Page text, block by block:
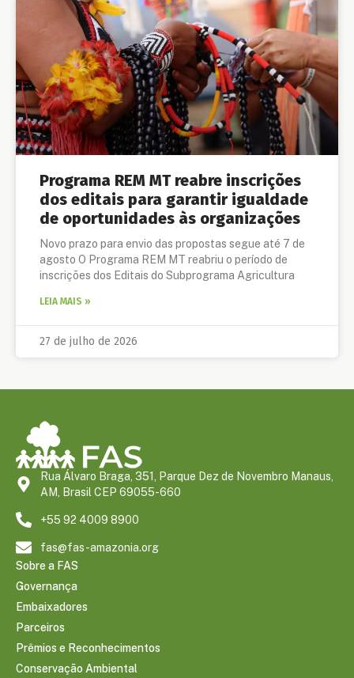
Programa REM MT reabre inscrições
dos editais para garantir igualdade
de oportunidades às organizações
Novo prazo para envio das propostas segue até 7 de
agosto O Programa REM MT reabriu o período de
inscrições dos Editais do Subprograma Agricultura
LEIA MAIS »
27 de julho de 2026
Rua Álvaro Braga, 351, Parque Dez de Novembro Manaus,
AM, Brasil CEP 69055-660
+55 92 4009 8900
fas@fas-amazonia.org
Sobre a FAS
Governança
Embaixadores
Parceiros
Prêmios e Reconhecimentos
Conservação Ambiental